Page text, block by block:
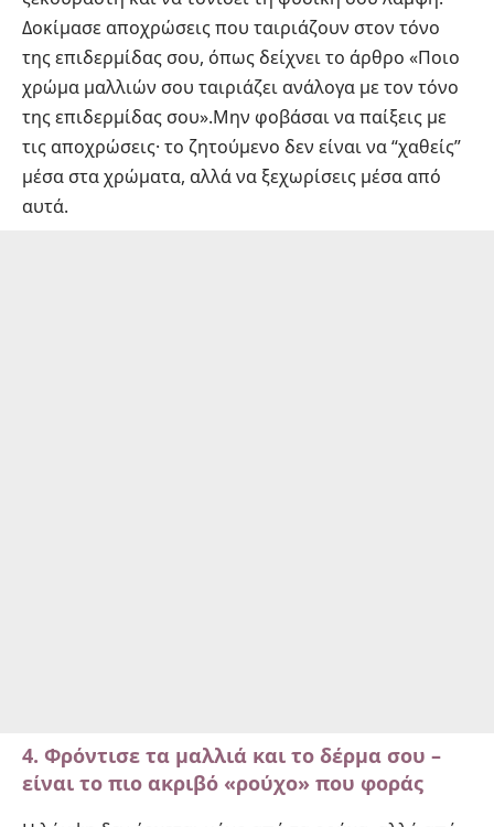
Δοκίμασε αποχρώσεις που ταιριάζουν στον τόνο
της επιδερμίδας σου, όπως δείχνει το άρθρο «Ποιο
χρώμα μαλλιών σου ταιριάζει ανάλογα με τον τόνο
της επιδερμίδας σου».Μην φοβάσαι να παίξεις με
τις αποχρώσεις· το ζητούμενο δεν είναι να “χαθείς”
μέσα στα χρώματα, αλλά να ξεχωρίσεις μέσα από
αυτά.
4. Φρόντισε τα μαλλιά και το δέρμα σου –
είναι το πιο ακριβό «ρούχο» που φοράς